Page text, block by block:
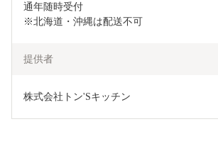
通年随時受付
※北海道・沖縄は配送不可
提供者
株式会社トン'Sキッチン